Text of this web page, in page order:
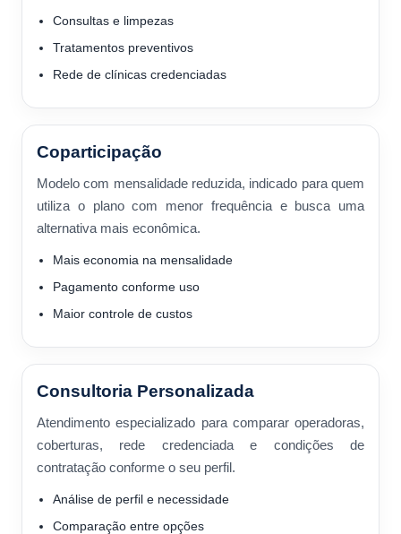
Consultas e limpezas
Tratamentos preventivos
Rede de clínicas credenciadas
Coparticipação
Modelo com mensalidade reduzida, indicado para quem
utiliza o plano com menor frequência e busca uma
alternativa mais econômica.
Mais economia na mensalidade
Pagamento conforme uso
Maior controle de custos
Consultoria Personalizada
Atendimento especializado para comparar operadoras,
coberturas, rede credenciada e condições de
contratação conforme o seu perfil.
Análise de perfil e necessidade
Comparação entre opções